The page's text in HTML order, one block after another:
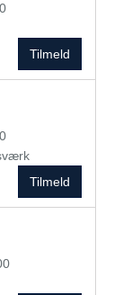
Tilmeld
Tilmeld